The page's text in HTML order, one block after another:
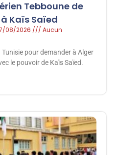
Tebboune de
Kaïs Saïed
08/2026
Aucun
Tunisie pour demander à Alger
le pouvoir de Kaïs Saïed.